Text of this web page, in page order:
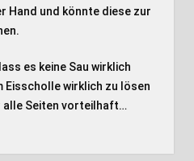
Hand und könnte diese zur
es keine Sau wirklich
wirklich zu lösen
alle Seiten vorteilhaft…